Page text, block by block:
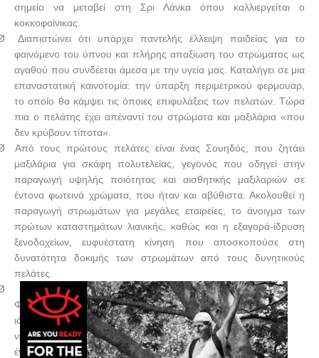
σημείο να μεταβεί στη Σρι Λάνκα όπου καλλιεργείται ο
κοκκοφοίνικας.
Διαπιστώνει ότι υπάρχει παντελής έλλειψη παιδείας για το
φαινόμενο του ύπνου και πλήρης απαξίωση του στρώματος ως
αγαθού που συνδέεται άμεσα με την υγεία μας. Καταλήγει σε μια
επαναστατική καινοτομία: την ύπαρξη περιμετρικού φερμουάρ,
το οποίο θα κάμψει τις όποιες επιφυλάξεις των πελατών. Τώρα
πια ο πελάτης έχει απέναντί του στρώματα και μαξιλάρια «που
δεν κρύβουν τίποτα».
Από τους πρώτους πελάτες είναι ένας Σουηδός, που ζητάει
μαξιλάρια για σκάφη πολυτελείας, γεγονός που οδηγεί στην
παραγωγή υψηλής ποιότητας και αισθητικής μαξιλαριών σε
έντονα φωτεινά χρώματα, που ήταν και αβύθιστα. Ακολουθεί η
παραγωγή στρωμάτων για μεγάλες εταιρείες, το άνοιγμα των
πρώτων καταστημάτων λιανικής, καθώς και η εξαγορά-ίδρυση
ξενοδοχείων, ευφυέστατη κίνηση που αποσκοπούσε στη
δυνατότητα δοκιμής των στρωμάτων από τους δυνητικούς
πελάτες.
Φτ
ιάχ
νει
έν